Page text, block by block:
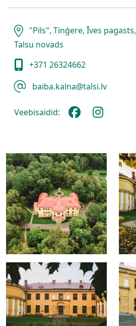
"Pils", Tinģere, Īves pagasts,
Talsu novads
+371 26324662
baiba.kalna@talsi.lv
Veebisaidid: